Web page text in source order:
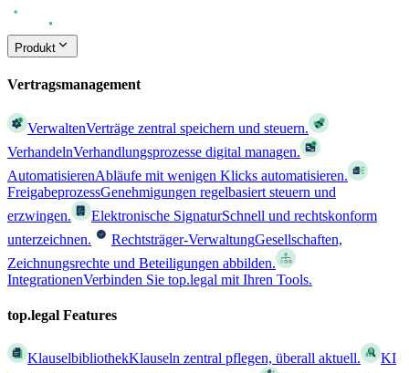
Produkt
Vertragsmanagement
VerwaltenVerträge zentral speichern und steuern.
VerhandelnVerhandlungsprozesse digital managen.
AutomatisierenAbläufe mit wenigen Klicks automatisieren.
FreigabeprozessGenehmigungen regelbasiert steuern und
erzwingen.
Elektronische SignaturSchnell und rechtskonform
unterzeichnen.
Rechtsträger-VerwaltungGesellschaften,
Zeichnungsrechte und Beteiligungen abbilden.
IntegrationenVerbinden Sie top.legal mit Ihren Tools.
top.legal Features
KlauselbibliothekKlauseln zentral pflegen, überall aktuell.
KI